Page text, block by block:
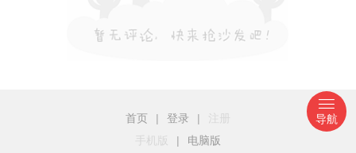
首页 | 登录 |
手机版
| 电脑版
导航